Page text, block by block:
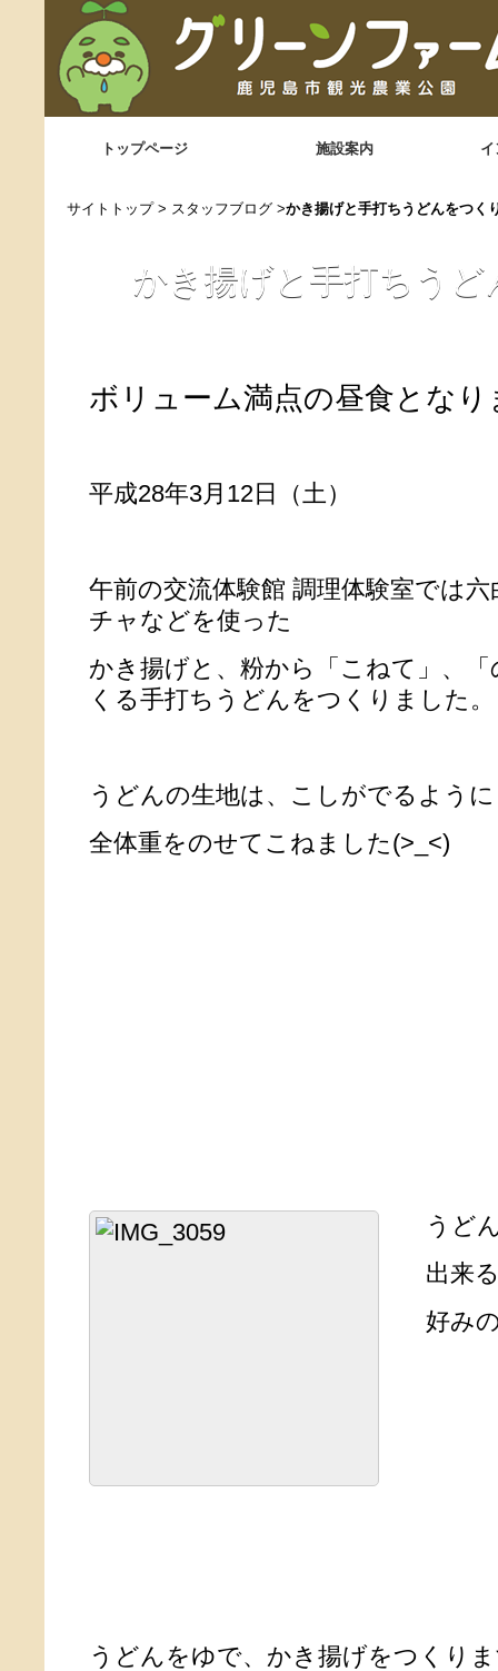
トップページ 施設案内
サイトトップ> スタッフブログ >かき揚げと手打ちうどんをつく
かき揚げと手打ちう
ボリューム満点の昼食とな
平成28年3月12日（土
午前の交流体験館 調理体験室では
チャなどを使った
かき揚げと、粉から「こねて」、
くる手打ちうどんをつくりました。
うどんの生地は、こしがでるように
全体重をのせてこねました(>_<)
うど
出来
好み
うどんをゆで、かき揚げをつくり